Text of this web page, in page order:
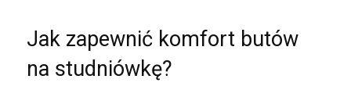
Jak zapewnić komfort butów
na studniówkę?